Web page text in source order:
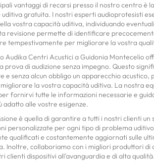
vantaggi di recarsi presso il nostro centro è
uditiva gratuita. I nostri esperti audioprotesisti
vostra capacità uditiva, individuando
revisione permette di identificare
tempestivamente per migliorare la vostra
Audika Centri Acustici a Guidonia Montecelio
prova di audizione senza impegno. Questo
e senza alcun obbligo un apparecchio acustico,
la vostra capacità uditiva. La nostra
fornirvi tutte le informazioni necessarie e
adatto alle vostre esigenze.
è quella di garantire a tutti i nostri clienti un
personalizzate per ogni tipo di problema
qualificati e costantemente aggiornati sulle
Inoltre, collaboriamo con i migliori produttori di
clienti dispositivi all'avanguardia e di alta qualità.